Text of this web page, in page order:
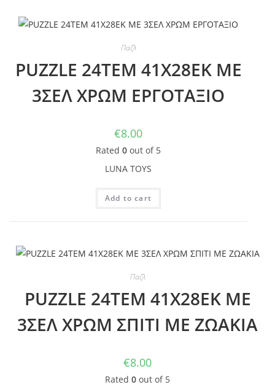
Παζλ
PUZZLE 24TEM 41Χ28ΕΚ ΜΕ
3ΣΕΛ ΧΡΩΜ ΕΡΓΟΤΑΞΙΟ
€8.00
Rated 0 out of 5
LUNA TOYS
Add to cart
Παζλ
PUZZLE 24TEM 41Χ28ΕΚ ΜΕ
3ΣΕΛ ΧΡΩΜ ΣΠΙΤΙ ΜΕ ΖΩΑΚΙΑ
€8.00
Rated 0 out of 5